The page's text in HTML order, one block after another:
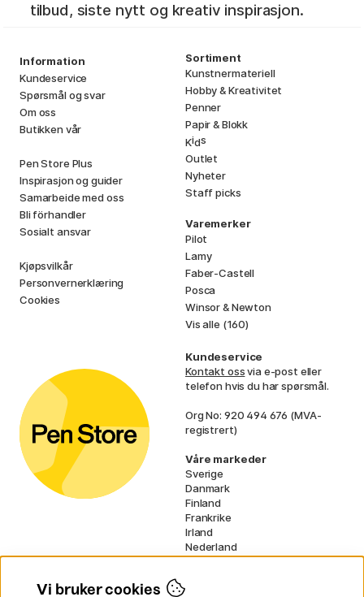
tilbud, siste nytt og kreativ inspirasjon.
Information
Kundeservice
Spørsmål og svar
Om oss
Butikken vår
Pen Store Plus
Inspirasjon og guider
Samarbeide med oss
Bli förhandler
Sosialt ansvar
Kjøpsvilkår
Personvernerklæring
Cookies
Sortiment
Kunstnermateriell
Hobby & Kreativitet
Penner
Papir & Blokk
Kids
Outlet
Nyheter
Staff picks
Varemerker
Pilot
Lamy
Faber-Castell
Posca
Winsor & Newton
Vis alle (160)
Kundeservice
Kontakt ossvia e-post eller
telefon hvis du har spørsmål.
Org No: 920 494 676 (MVA-
registrert)
Våre markeder
Sverige
Danmark
Finland
Frankrike
Irland
Nederland
Tyskland
Vi bruker cookies